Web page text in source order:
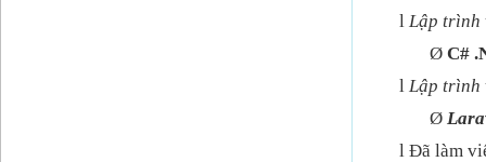
l Lập
Ø C#
l Lập trình
Ø Lara
l Đã làm